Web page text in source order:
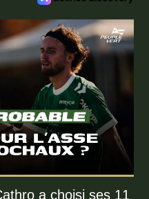
a choisi ses 11